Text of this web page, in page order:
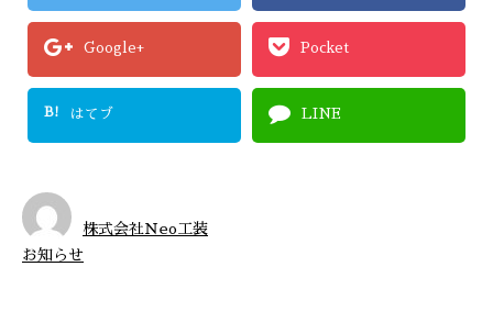
Google+ Pocket
B! はてブ LINE
株式会社Ｎeo工装
お知らせ